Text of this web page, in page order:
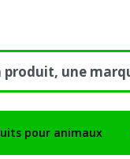
pour animaux